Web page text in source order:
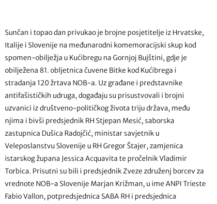
Sunčan i topao dan privukao je brojne posjetitelje iz Hrvatske,
Italije i Slovenije na međunarodni komemoracijski skup kod
spomen-obilježja u Kućibregu na Gornjoj Bujštini, gdje je
obilježena 81. obljetnica čuvene Bitke kod Kućibrega i
stradanja 120 žrtava NOB-a. Uz građane i predstavnike
antifašističkih udruga, događaju su prisustvovali i brojni
uzvanici iz društveno-političkog života triju država, među
njima i bivši predsjednik RH Stjepan Mesić, saborska
zastupnica Dušica Radojčić, ministar savjetnik u
Veleposlanstvu Slovenije u RH Gregor Štajer, zamjenica
istarskog župana Jessica Acquavita te pročelnik Vladimir
Torbica. Prisutni su bili i predsjednik Zveze združenj borcev za
vrednote NOB-a Slovenije Marjan Križman, u ime ANPI Trieste
Fabio Vallon, potpredsjednica SABA RH i predsjednica